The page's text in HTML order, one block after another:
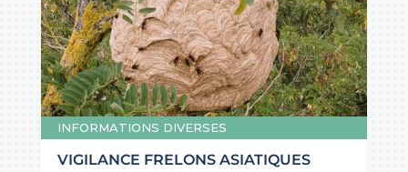
INFORMATIONS DIVERSES
VIGILANCE FRELONS ASIATIQUES